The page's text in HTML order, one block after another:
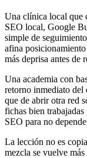
Una clínica local que
SEO local, Google
simple de
afina
más deprisa antes de
Una academia con
retorno inmediato del
que de abrir otra red
fichas bien
SEO para no
La lección no es
mezcla se vuelve